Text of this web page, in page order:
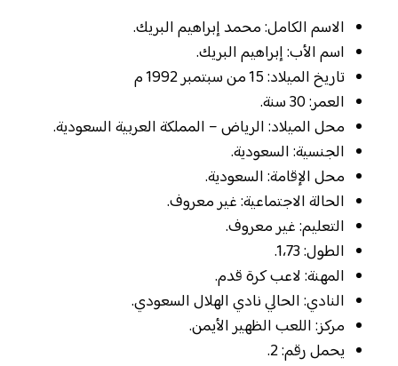
الاسم الكامل: محمد إبراهيم البريك.
اسم الأب: إبراهيم البريك.
تاريخ الميلاد: 15 من سبتمبر 1992 م
العمر: 30 سنة.
محل الميلاد: الرياض – المملكة العربية السعودية.
الجنسية: السعودية.
محل الإقامة: السعودية.
الحالة الاجتماعية: غير معروف.
التعليم: غير معروف.
الطول: 1،73.
المهنة: لاعب كرة قدم.
النادي: الحالي نادي الهلال السعودي.
مركز: اللعب الظهير الأيمن.
يحمل رقم: 2.